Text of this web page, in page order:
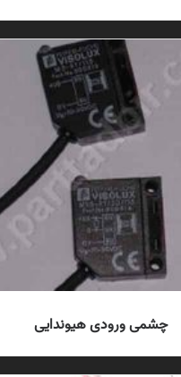
چشمی ورودی هیوندایی